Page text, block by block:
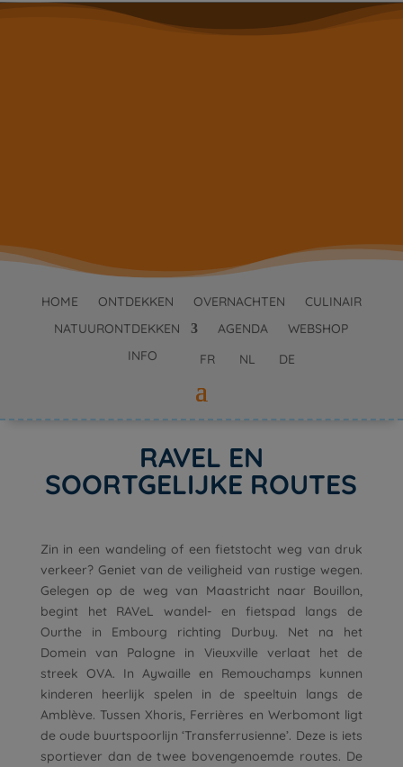
HOME ONTDEKKEN OVERNACHTEN
CULINAIR
NATUURONTDEKKEN
AGENDA
WEBSHOP
INFO
FR NL DE
RAVEL EN
SOORTGELIJKE ROUTES
Zin in een wandeling of een fietstocht weg van druk
verkeer? Geniet van de veiligheid van rustige wegen.
Gelegen op de weg van Maastricht naar Bouillon,
begint het RAVeL wandel- en fietspad langs de
Ourthe in Embourg richting Durbuy. Net na het
Domein van Palogne in Vieuxville verlaat het de
streek OVA. In Aywaille en Remouchamps kunnen
kinderen heerlijk spelen in de speeltuin langs de
Amblève. Tussen Xhoris, Ferrières en Werbomont ligt
de oude buurtspoorlijn ‘Transferrusienne’. Deze is iets
sportiever dan de twee bovengenoemde routes. De